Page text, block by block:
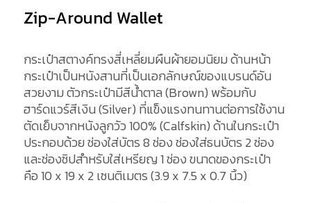
Zip-Around Wallet
กระเป๋าสตางค์ทรงสี่เหลี่ยมผืนผ้ายอมนิยม ด้านหน้า
กระเป๋าเป็นหนังสานที่เป็นเอกลักษณ์ของแบรนด์อัน
สวยงาม ตัวกระเป๋ามีสีน้ำตาล (Brown) พร้อมกับ
ฮาร์ดแวร์สีเงิน (Silver) ที่แข็งแรงทนทานต่อการใช้งาน
ตัดเย็บจากหนังลูกวัว 100% (Calfskin) ด้านในกระเป๋า
ประกอบด้วย ช่องใส่บัตร 8 ช่อง ช่องใส่ธนบัตร 2 ช่อง
และช่องซิปสำหรับใส่เหรียญ 1 ช่อง ขนาดของกระเป๋า
คือ 10 x 19 x 2 เซนติเมตร (3.9 x 7.5 x 0.7 นิ้ว)